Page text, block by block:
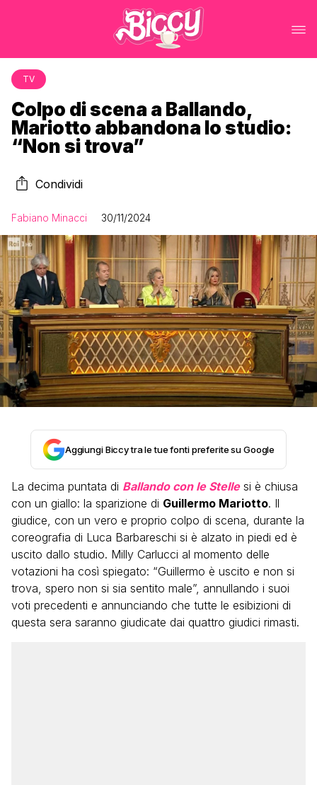
TV
Colpo di scena a Ballando,
Mariotto abbandona lo studio:
“Non si trova”
Condividi
Fabiano Minacci 30/11/2024
Aggiungi Biccy tra le tue fonti preferite su Google
La decima puntata di Ballando con le Stellesi è chiusa
con un giallo: la sparizione di Guillermo Mariotto. Il
giudice, con un vero e proprio colpo di scena, durante la
coreografia di Luca Barbareschi si è alzato in piedi ed è
uscito dallo studio. Milly Carlucci al momento delle
votazioni ha così spiegato: “Guillermo è uscito e non si
trova, spero non si sia sentito male”, annullando i suoi
voti precedenti e annunciando che tutte le esibizioni di
questa sera saranno giudicate dai quattro giudici rimasti.